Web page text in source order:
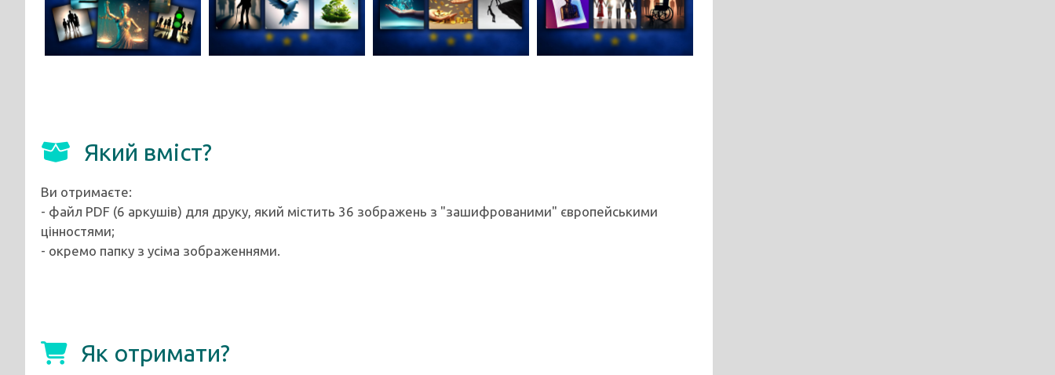
Який вміст?
Ви отримаєте:
- файл PDF (6 аркушів) для друку, який містить 36 зображень з "зашифрованими" європейськими
цінностями;
- окремо папку з усіма зображеннями.
Як отримати?